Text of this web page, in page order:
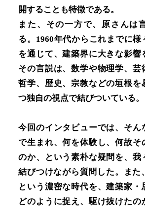
開することも特徴である。
また、その一方で、原さんは
る。1960年代からこれまでに様
を通じて、建築界に大きな影響
その言説は、数学や物理学、芸
哲学、歴史、宗教などの垣根を
つ独自の視点で結びついている。
今回のインタビューでは、そん
で生まれ、何を体験し、何故そ
のか、という素朴な疑問を、我
結びつけながら質問した。また
という濃密な時代を、建築家・
どのように捉え、駆け抜けたの